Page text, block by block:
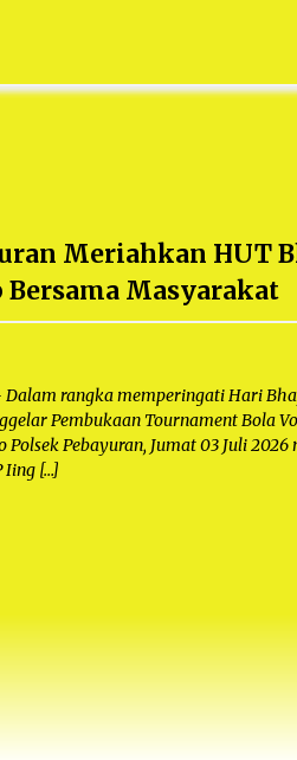
Meriahkan HUT
Masyarakat
Dalam rangka memperingati Hari
Pembukaan Tournament Bola
Pebayuran, Jumat 03 Juli
Iing […]